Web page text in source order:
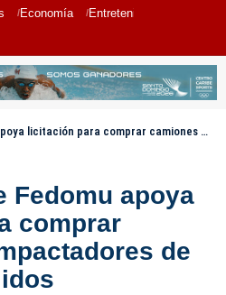
Economía Entretenimiento
comprar camiones compactadores de desechos sólidos
Fedomu apoya
comprar
de